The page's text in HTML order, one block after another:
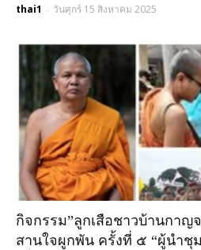
thai1 - วันศุกร์ 15 สิงหาคม 2025
กิจกรรม”ลูกเสือชาวบ้านกาญ
สานใจผูกพัน ครั้งที่ ๕ “ผู้นำ